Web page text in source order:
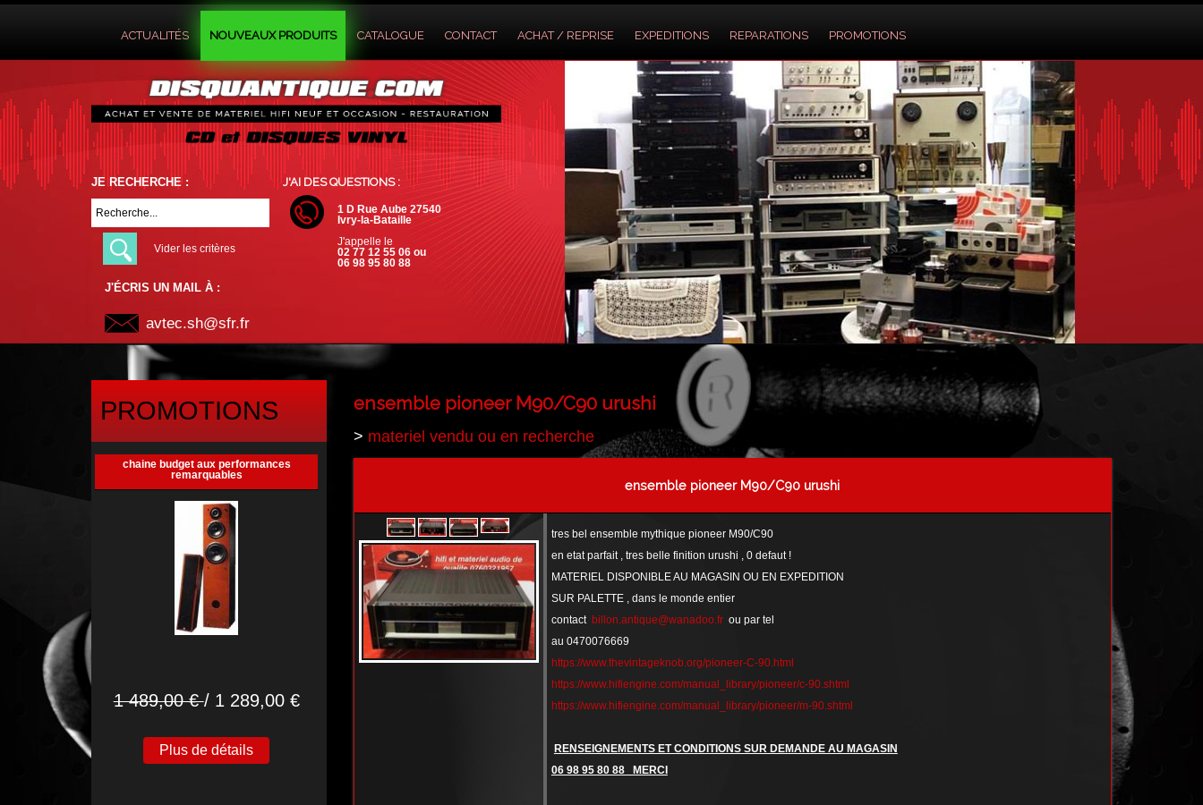
ACTUALITÉS NOUVEAUX PRODUITS CATALOGUE CONTACT ACHAT / REPRISE EXPEDITIONS REPARATIONS PROMOTIONS
JE RECHERCHE :
Vider les critères
J'AI DES QUESTIONS :
1 D Rue Aube 27540
Ivry-la-Bataille
J'appelle le
02 77 12 55 06 ou
06 98 95 80 88
J'ÉCRIS UN MAIL À :
avtec.sh@sfr.fr
PROMOTIONS
chaine budget aux performances
remarquables
1 489,00 €/ 1 289,00 €
Plus de détails
ensemble pioneer M90/C90 urushi
> materiel vendu ou en recherche
ensemble pioneer M90/C90 urushi
tres bel ensemble mythique pioneer M90/C90
en etat parfait , tres belle finition urushi , 0 defaut !
MATERIEL DISPONIBLE AU MAGASIN OU EN EXPEDITION
SUR PALETTE , dans le monde entier
contact billon.antique@wanadoo.frou par tel
au 0470076669
https://www.thevintageknob.org/pioneer-C-90.html
https://www.hifiengine.com/manual_library/pioneer/c-90.shtml
https://www.hifiengine.com/manual_library/pioneer/m-90.shtml
RENSEIGNEMENTS ET CONDITIONS SUR DEMANDE AU MAGASIN
06 98 95 80 88 MERCI